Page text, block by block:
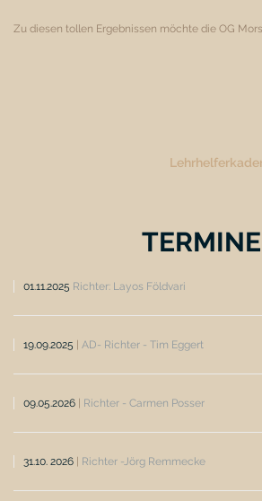
Zu diesen tollen Ergebnissen möchte die OG
TERMINE
01.11.2025 Richter: Layos Földvari
19.09.2025 | AD- Richter - Tim Eggert
09.05.2026 | Richter - Carmen Posser
31.10. 2026 | Richter -Jörg Remmecke